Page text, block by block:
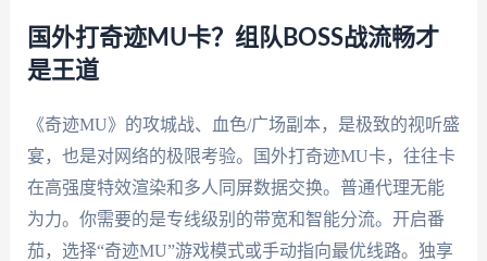
国外打奇迹MU卡？组队BOSS战流畅才
是王道
《奇迹MU》的攻城战、血色/广场副本，是极致的视听盛
宴，也是对网络的极限考验。国外打奇迹MU卡，往往卡
在高强度特效渲染和多人同屏数据交换。普通代理无能
为力。你需要的是专线级别的带宽和智能分流。开启番
茄，选择“奇迹MU”游戏模式或手动指向最优线路。独享